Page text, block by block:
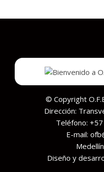
© Copyright
Dirección:
Teléfono:
E-mail:
Diseño y